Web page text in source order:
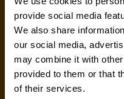
provide social media
We also share
our social media,
may combine it with
provided to them or that
of their services.
Prêt à en
Vous cherchez des
informations
devis personnalisé ?
Bruxellesest prête à